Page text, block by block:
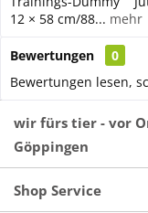
12 × 58 cm/88... mehr
Bewertungen
0
Bewertungen lesen,
wir fürs tier - vor
Göppingen
Shop Service